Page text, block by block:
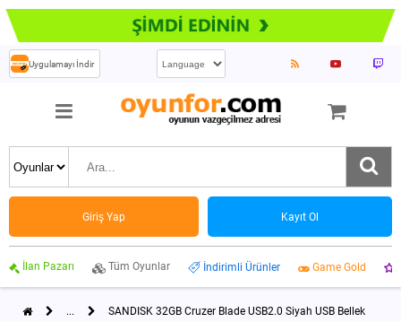
Uygulamayı İndir
Giriş Yap Kayıt Ol
İlan Pazarı Tüm Oyunlar İndirimli Ürünler Game Gold
... SANDISK 32GB Cruzer Blade USB2.0 Siyah USB Bellek